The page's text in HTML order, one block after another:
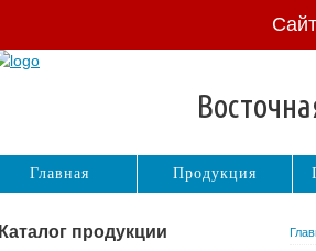
Каталог продукции
Главная Продукция